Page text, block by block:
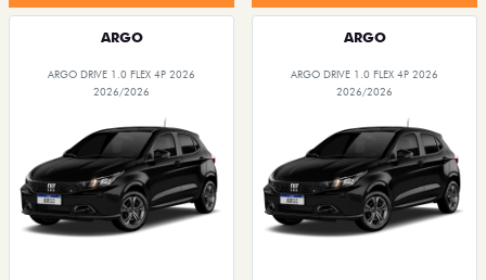
ARGO
ARGO DRIVE 1.0 FLEX 4P 2026
2026/2026
ARGO
ARGO DRIVE 1.0 FLEX 4P 2026
2026/2026